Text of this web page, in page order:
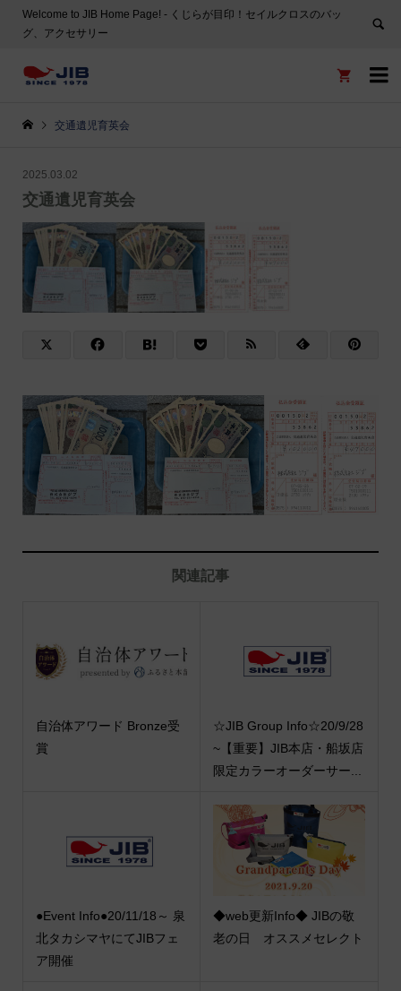
Welcome to JIB Home Page! ‐ くじらが目印！セイルクロスのバッ
グ、アクセサリー


交通遺児育英会
2025.03.02
交通遺児育英会
関連記事
自治体アワード Bronze受
賞
☆JIB Group Info☆20/9/28
~【重要】JIB本店・船坂店
限定カラーオーダーサー...
●Event Info●20/11/18～ 泉
北タカシマヤにてJIBフェ
ア開催
◆web更新Info◆ JIBの敬
老の日 オススメセレクト